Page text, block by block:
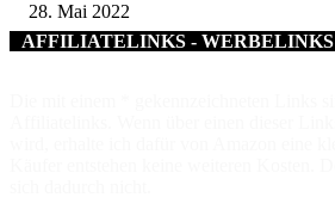
28. Mai 2022
AFFILIATELINKS - WERBELINKS